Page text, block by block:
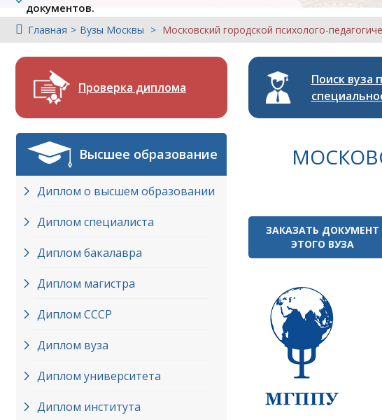
документов.
Главная Вузы Москвы Московский городской психолого-
Проверка диплома
Поиск вуза
Высшее образование
Диплом о высшем образовании
Диплом специалиста
Диплом бакалавра
Диплом магистра
Диплом СССР
Диплом вуза
Диплом университета
Диплом института
ЗАКАЗАТЬ ДОКУМЕНТ
ЭТОГО ВУЗА